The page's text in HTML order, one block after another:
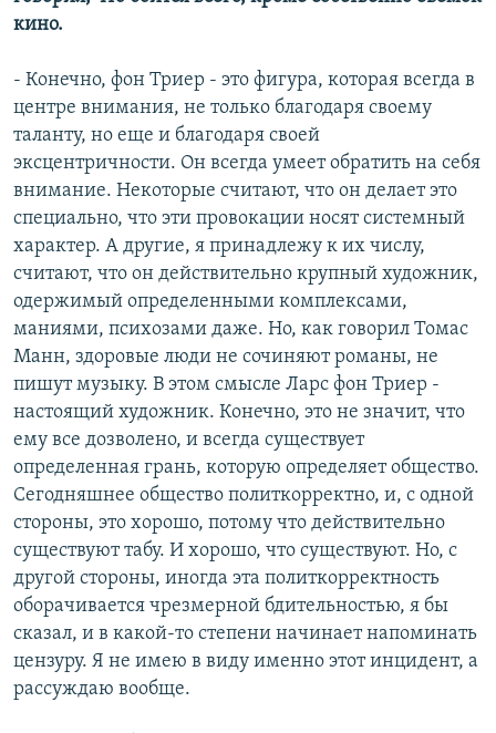
кино.
- Конечно, фон Триер - это фигура, которая всегда в
центре внимания, не только благодаря своему
таланту, но еще и благодаря своей
эксцентричности. Он всегда умеет обратить на себя
внимание. Некоторые считают, что он делает это
специально, что эти провокации носят системный
характер. А другие, я принадлежу к их числу,
считают, что он действительно крупный художник,
одержимый определенными комплексами,
маниями, психозами даже. Но, как говорил Томас
Манн, здоровые люди не сочиняют романы, не
пишут музыку. В этом смысле Ларс фон Триер -
настоящий художник. Конечно, это не значит, что
ему все дозволено, и всегда существует
определенная грань, которую определяет общество.
Сегодняшнее общество политкорректно, и, с одной
стороны, это хорошо, потому что действительно
существуют табу. И хорошо, что существуют. Но, с
другой стороны, иногда эта политкорректность
оборачивается чрезмерной бдительностью, я бы
сказал, и в какой-то степени начинает напоминать
цензуру. Я не имею в виду именно этот инцидент, а
рассуждаю вообще.